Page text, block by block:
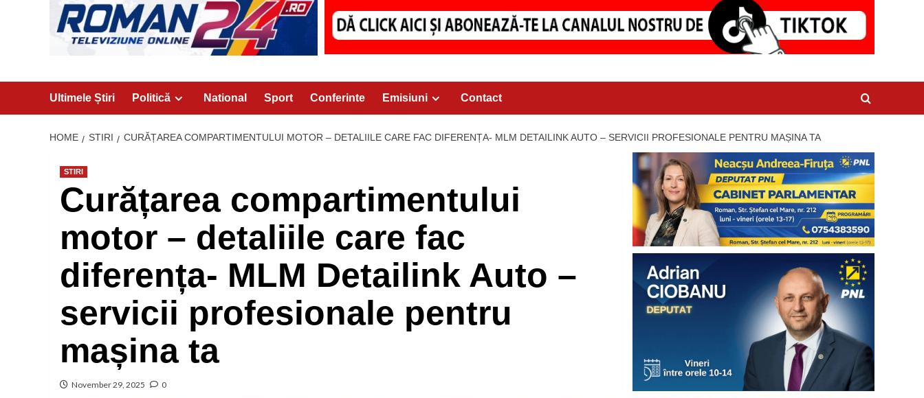
Ultimele Știri Politică National Sport Conferinte Emisiuni Contact
HOME STIRI CURĂȚAREA COMPARTIMENTULUI MOTOR – DETALIILE CARE FAC DIFERENȚA- MLM DETAILINK AUTO – SERVICII PROFESIONALE PENTRU MAȘINA TA
STIRI
Curățarea compartimentului
motor – detaliile care fac
diferența- MLM Detailink Auto –
servicii profesionale pentru
mașina ta
November 29, 2025 0